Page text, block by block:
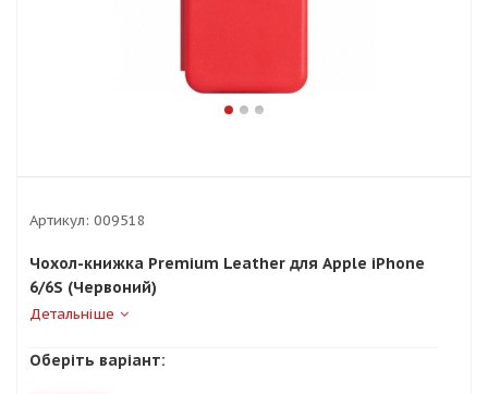
Артикул: 009518
Чохол-книжка Premium Leather для Apple iPhone
6/6S (Червоний)
Детальніше
Оберіть варіант: